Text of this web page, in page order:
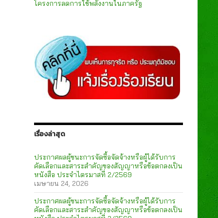
โครงการลดการใช้พลังงานในภาครัฐ
เรื่องล่าสุด
ประกาศผลผู้ชนะการจัดซื้อจัดจ้างหรือผู้ได้รับการ
คัดเลือกและสาระสำคัญของสัญญาหรือข้อตกลงเป็น
หนังสือ ประจำไตรมาสที่ 2/2569
เมษายน 24, 2026
ประกาศผลผู้ชนะการจัดซื้อจัดจ้างหรือผู้ได้รับการ
คัดเลือกและสาระสำคัญของสัญญาหรือข้อตกลงเป็น